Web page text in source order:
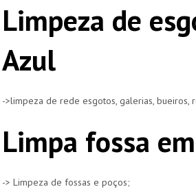
Limpeza de
Azul
->limpeza de rede esgotos, galerias, bueiros,
Limpa fossa
-> Limpeza de fossas e poços;